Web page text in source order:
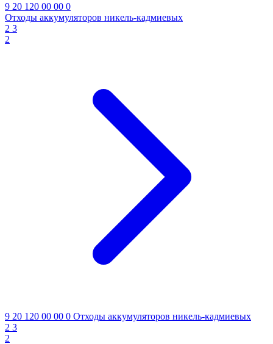
9 20 120 00 00 0
Отходы аккумуляторов никель-кадмиевых
2 3
2
9 20 120 00 00 0 Отходы аккумуляторов никель-кадмиевых
2 3
2